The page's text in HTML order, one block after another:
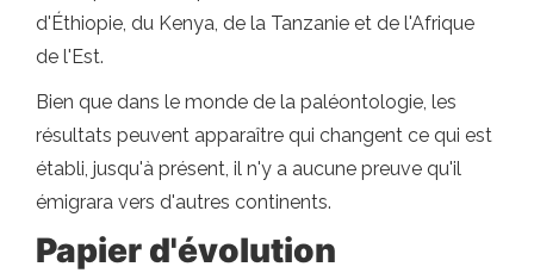
d'Éthiopie, du Kenya, de la Tanzanie et de l'Afrique
de l'Est.
Bien que dans le monde de la paléontologie, les
résultats peuvent apparaître qui changent ce qui est
établi, jusqu'à présent, il n'y a aucune preuve qu'il
émigrara vers d'autres continents.
Papier d'évolution